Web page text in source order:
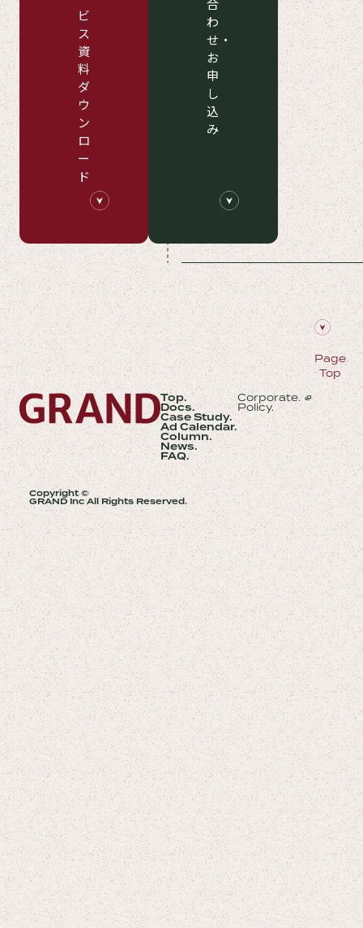
ビ
ス
資
料
ダ
ウ
ン
ロ
ー
ド
合
わ
せ・
お
申
し
込
み
Top.
Docs.
Case Study.
Ad Calendar.
Column.
News.
FAQ.
Corporate.
Policy.
Copyright ©
GRAND Inc All Rights Reserved.
Page
Top